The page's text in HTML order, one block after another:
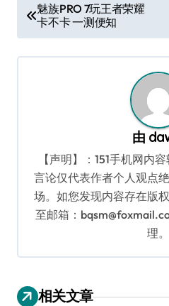
章
导
魅族PRO 7玩王者荣耀
卡不卡 一测便知
由
【声明】：151手机网内
言论仅代表作者个人观点
场。如您发现内容存在版
至邮箱：
理。
相关文章